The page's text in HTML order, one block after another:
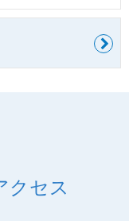
クセス